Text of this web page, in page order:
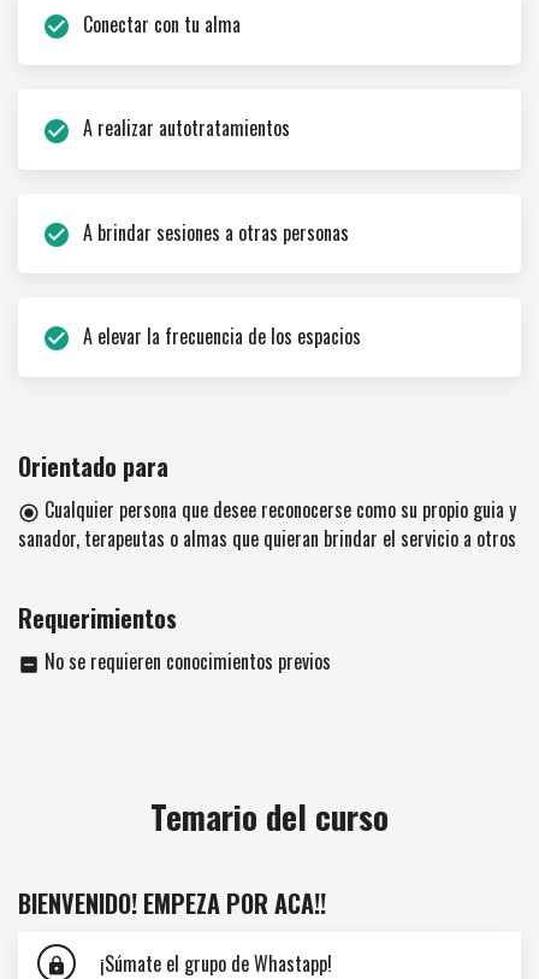
check_circle Conectar con tu alma
check_circle A realizar autotratamientos
check_circle A brindar sesiones a otras personas
check_circle A elevar la frecuencia de los espacios
Orientado para
radio_button_checked Cualquier persona que desee reconocerse como su propio guia y
sanador, terapeutas o almas que quieran brindar el servicio a otros
Requerimientos
indeterminate_check_box No se requieren conocimientos previos
Temario del curso
BIENVENIDO! EMPEZA POR ACA!!
lock ¡Súmate el grupo de Whastapp!